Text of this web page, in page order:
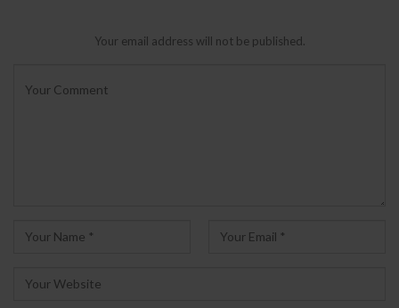
Your email address will not be published.